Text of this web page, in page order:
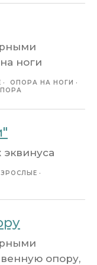
ноги
ОПОРА НА НОГИ
опору,